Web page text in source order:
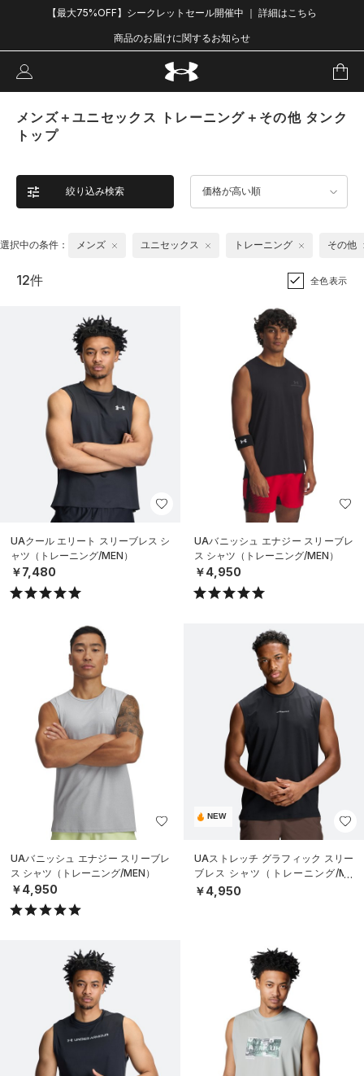
【最大75%OFF】シークレットセール開催中 ｜ 詳細はこちら
商品のお届けに関するお知らせ
メンズ＋ユニセックス トレーニング＋その他 タンク
トップ
絞り込み検索 価格が高い順
選択中の条件： メンズ ユニセックス トレーニング その他
12件 全色表示
UAクール エリート スリーブレス シ
ャツ（トレーニング/MEN）
￥7,480
UAバニッシュ エナジー スリーブレ
ス シャツ（トレーニング/MEN）
￥4,950
UAバニッシュ エナジー スリーブレ
ス シャツ（トレーニング/MEN）
￥4,950
NEW
UAストレッチ グラフィック スリー
ブレス シャツ（トレーニング/ME
N）
￥4,950